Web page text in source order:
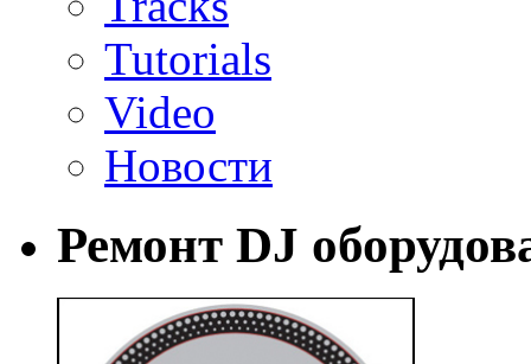
Tutorials
Video
Новости
Ремонт DJ